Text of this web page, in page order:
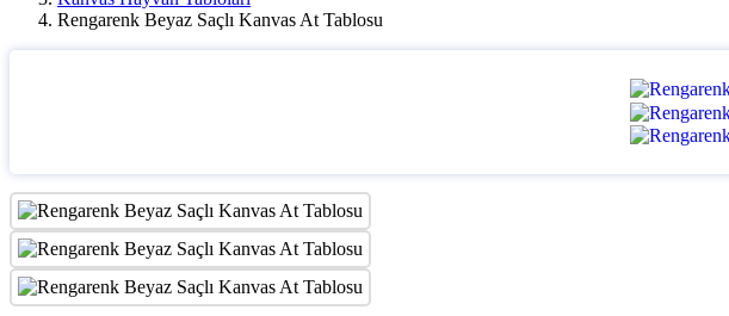
Rengarenk Beyaz Saçlı Kanvas At Tablosu